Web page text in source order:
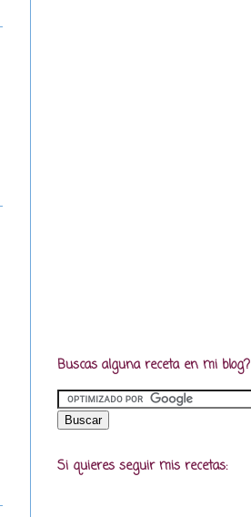
Buscas alguna receta en mi blog?
Si quieres seguir mis recetas: